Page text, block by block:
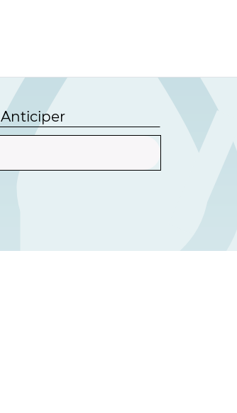
Anticiper